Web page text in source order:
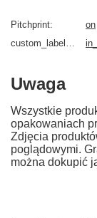
Pitchprint
on
custom_label_4_alechrzest
Uwaga
Wszystkie
opakowaniach
Zdjęcia
poglądowymi.
można dokupić